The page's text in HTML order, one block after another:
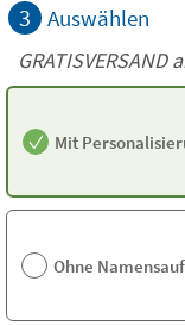
3 Auswählen
GRATISVERSAND
Mit
Ohne